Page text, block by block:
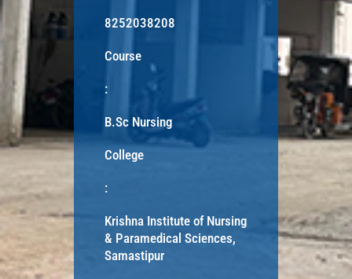
8252038208
Course
:
B.Sc Nursing
College
:
Krishna Institute of Nursing
& Paramedical Sciences,
Samastipur